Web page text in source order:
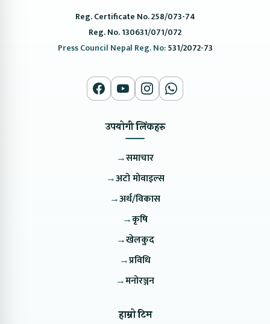
Reg. Certificate No. 258/073-74
Reg. No. 130631/071/072
Press Council Nepal Reg. No:531/2072-73
उपयोगी लिंकहरु
→समाचार
→अटो मोवाइल्स
→अर्थ/विकास
→कृषि
→खेलकुद
→प्रविधि
→मनोरञ्जन
हाम्रो टिम